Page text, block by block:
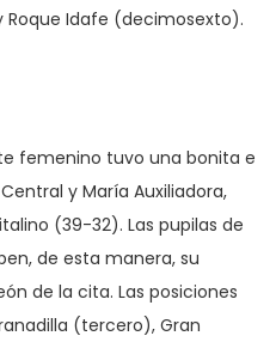
Idafe (decimosexto).
femenino tuvo una bonita e
y María Auxiliadora,
(39-32). Las pupilas de
de esta manera, su
de la cita. Las posiciones
(tercero), Gran